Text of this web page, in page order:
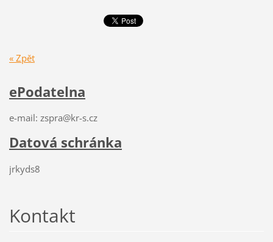
« Zpět
ePodatelna
e-mail: zspra@kr-s.cz
Datová schránka
jrkyds8
Kontakt